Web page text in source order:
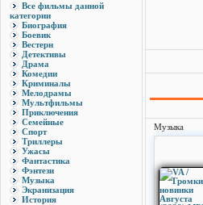
Все фильмы данной
категории
Биография
Боевик
Вестерн
Детективы
Драма
Комедии
Криминалы
Мелодрамы
Мультфильмы
Приключения
Семейные
Спорт
Триллеры
Ужасы
Фантастика
Фэнтези
Музыка
Экранизация
История
Музыка